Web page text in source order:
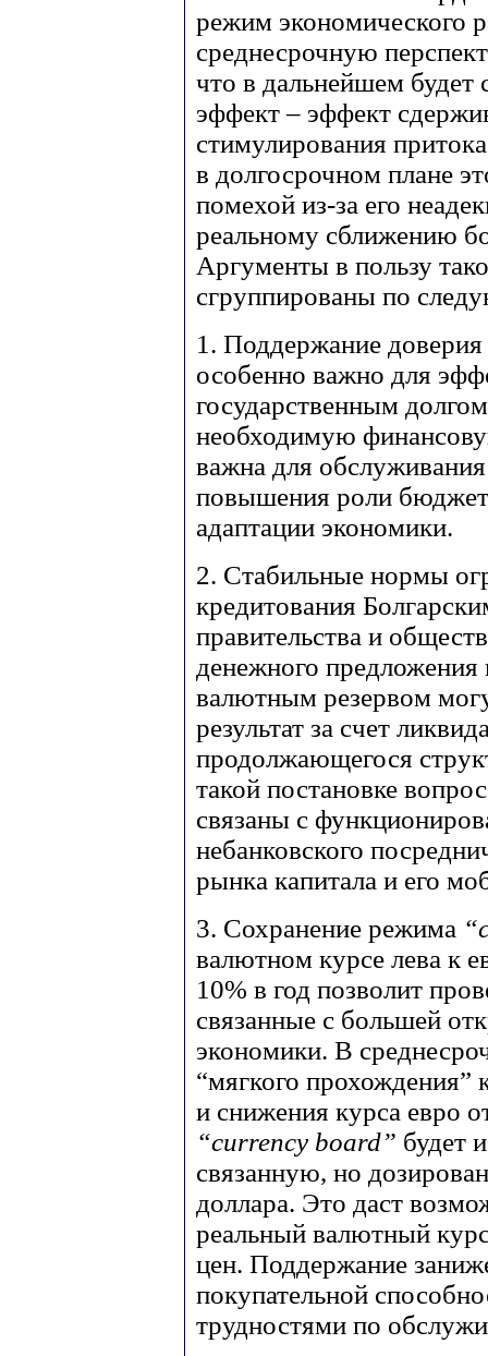
режим экономического
среднесрочную
что в дальнейшем будет
эффект – эффект
стимулирования
в долгосрочном плане
помехой из-за его
реальному сближению
Аргументы в пользу
сгруппированы по
1. Поддержание
особенно важно для
государственным
необходимую
важна для
повышения роли
адаптации экономики.
2. Стабильные нормы
кредитования
правительства и
денежного предложения
валютным резервом
результат за счет
продолжающегося
такой постановке
связаны с
небанковского
рынка капитала и его
3. Сохранение режима
валютном курсе лева к
10% в год позволит
связанные с большей
экономики. В
“мягкого прохождения”
и снижения курса евро
“currency board” будет
связанную, но
доллара. Это даст
реальный валютный
цен. Поддержание
покупательной
трудностями по